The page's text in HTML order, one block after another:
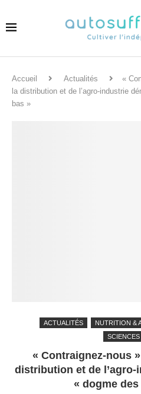
Accueil Actualités
«
la distribution et de l’agro-industrie
bas »
ACTUALITÉS NUTRITION &
SCIENCES
« Contraignez-nous
distribution et de
« dogme